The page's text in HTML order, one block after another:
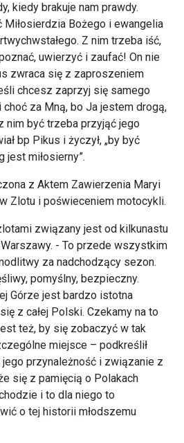
kiedy brakuje nam prawdy.
Bożego i ewangelia
Z nim trzeba iść,
uwierzyć i zaufać! On nie
zwraca się z zaproszeniem
chcesz zaprzyj się samego
za Mną, bo Ja jestem drogą,
nim być trzeba przyjąć jego
bp Pikus i życzył, „by być
jest miłosierny”.
z Aktem Zawierzenia Maryi
Zlotu i poświeceniem motocykli.
związany jest od kilkunastu
- To przede wszystkim
za nadchodzący sezon.
pomyślny, bezpieczny.
Górze jest bardzo istotna
z całej Polski. Czekamy na to
też, by się zobaczyć w tak
miejsce – podkreślił
jego przynależność i związanie z
się z pamięcią o Polakach
i to dla niego to
o tej historii młodszemu